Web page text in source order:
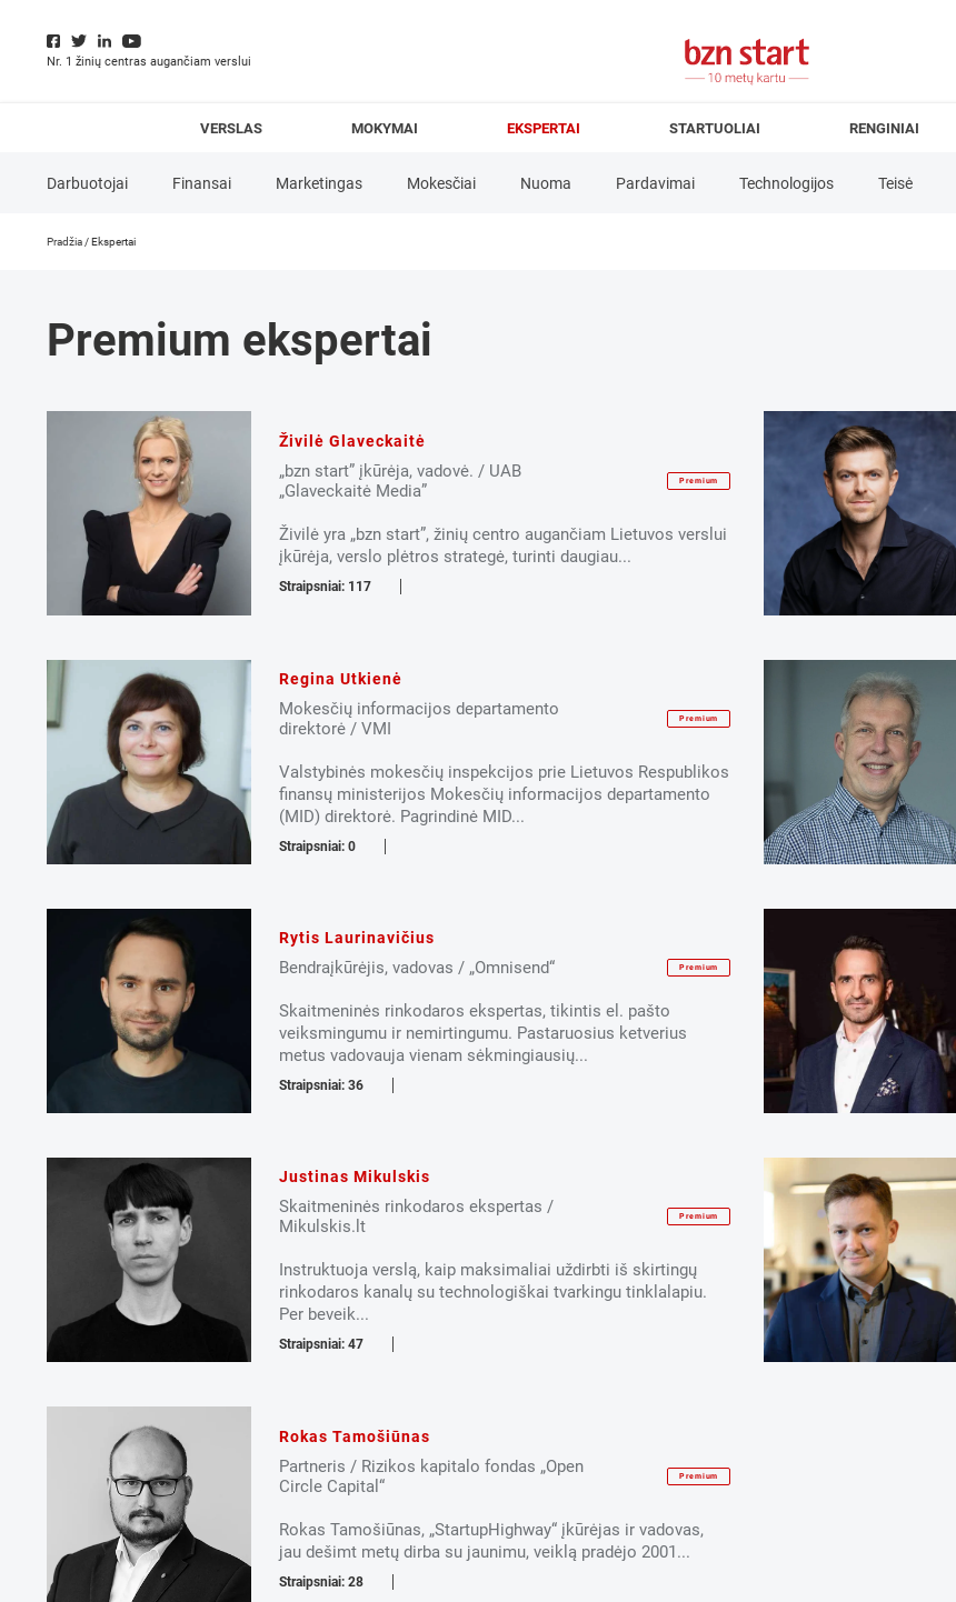
Nr. 1 žinių centras augančiam verslui
VERSLAS MOKYMAI EKSPERTAI STARTUOLIAI RENGINIAI
Darbuotojai Finansai Marketingas Mokesčiai Nuoma Pardavimai Technologijos Teisė
E-komercija
Pradžia /Ekspertai
Dauderienė
Premium ekspertai
Živilė Glaveckaitė
„bzn start” įkūrėja, vadovė. / UAB
„Glaveckaitė Media”
Premium
Živilė yra „bzn start”, žinių centro augančiam Lietuvos verslui
įkūrėja, verslo plėtros strategė, turinti daugiau...
Straipsniai: 117
Regina Utkienė
Mokesčių informacijos departamento
direktorė / VMI
Premium
Valstybinės mokesčių inspekcijos prie Lietuvos Respublikos
finansų ministerijos Mokesčių informacijos departamento
(MID) direktorė. Pagrindinė MID...
Straipsniai: 0
Rytis Laurinavičius
Bendraįkūrėjis, vadovas / „Omnisend“ Premium
Skaitmeninės rinkodaros ekspertas, tikintis el. pašto
veiksmingumu ir nemirtingumu. Pastaruosius ketverius
metus vadovauja vienam sėkmingiausių...
Straipsniai: 36
Justinas Mikulskis
Skaitmeninės rinkodaros ekspertas /
Mikulskis.lt
Premium
Instruktuoja verslą, kaip maksimaliai uždirbti iš skirtingų
rinkodaros kanalų su technologiškai tvarkingu tinklalapiu.
Per beveik...
Straipsniai: 47
Rokas Tamošiūnas
Partneris / Rizikos kapitalo fondas „Open
Circle Capital“
Premium
Rokas Tamošiūnas, „StartupHighway“ įkūrėjas ir vadovas,
jau dešimt metų dirba su jaunimu, veiklą pradėjo 2001...
Straipsniai: 28